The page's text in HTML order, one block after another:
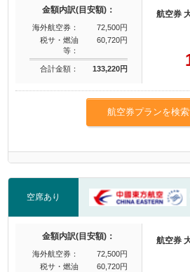
金額内訳(目安額)：
海外航空券：
72,500円
税サ・燃油
等：
60,720円
合計金額： 133,220円
航空券
航空券プランを検
空席あり
金額内訳(目安額)：
海外航空券：
72,500円
税サ・燃油
60,720円
航空券